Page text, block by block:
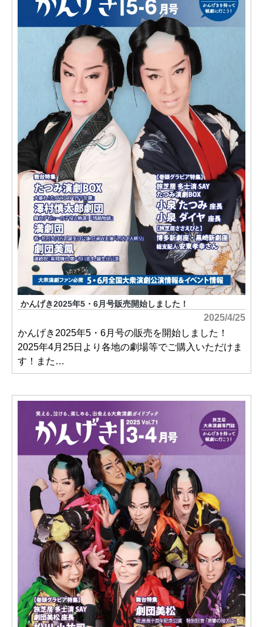
かんげき2025年5・6月号販売開始しました！
2025/4/25
かんげき2025年5・6月号の販売を開始しました！
2025年4月25日より各地の劇場等でご購入いただけま
す！また…